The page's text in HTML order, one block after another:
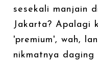
sesekali manjain
Jakarta? Apalagi
'premium', wah,
nikmatnya